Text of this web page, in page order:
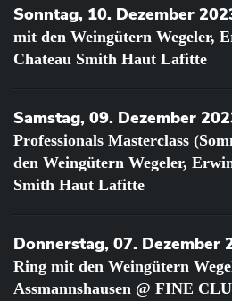
Sonntag, 10. Dezember
mit den Weingütern Wegeler,
Chateau Smith Haut Lafitte
Samstag, 09. Dezember
Professionals Masterclass
den Weingütern Wegeler,
Smith Haut Lafitte
Donnerstag, 07. Dezember
Ring mit den Weingütern
Assmannshausen @ FINE